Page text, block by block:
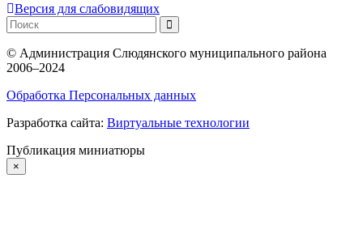
Версия для слабовидящих
© Администрация Слюдянского муниципального района
2006–2024
Обработка Персональных данных
Разработка сайта: Виртуальные технологии
Публикация миниатюры
×